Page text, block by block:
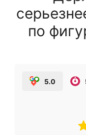
по
5.0